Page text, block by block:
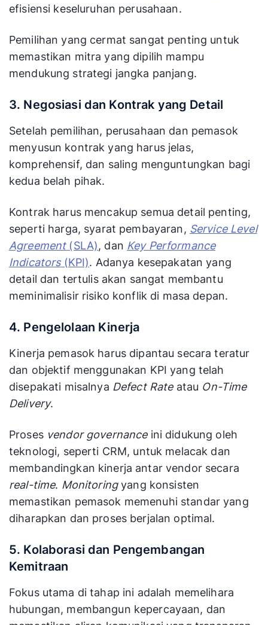
efisiensi keseluruhan perusahaan.
Pemilihan yang cermat sangat penting untuk
memastikan mitra yang dipilih mampu
mendukung strategi jangka panjang.
3. Negosiasi dan Kontrak yang Detail
Setelah pemilihan, perusahaan dan pemasok
menyusun kontrak yang harus jelas,
komprehensif, dan saling menguntungkan bagi
kedua belah pihak.
Kontrak harus mencakup semua detail penting,
seperti harga, syarat pembayaran, Service Level
Agreement(SLA), dan Key Performance
Indicators(KPI). Adanya kesepakatan yang
detail dan tertulis akan sangat membantu
meminimalisir risiko konflik di masa depan.
4. Pengelolaan Kinerja
Kinerja pemasok harus dipantau secara teratur
dan objektif menggunakan KPI yang telah
disepakati misalnya Defect Rateatau On-Time
Delivery.
Proses vendor governanceini didukung oleh
teknologi, seperti CRM, untuk melacak dan
membandingkan kinerja antar vendor secara
real-time. Monitoringyang konsisten
memastikan pemasok memenuhi standar yang
diharapkan dan proses berjalan optimal.
5. Kolaborasi dan Pengembangan
Kemitraan
Fokus utama di tahap ini adalah memelihara
hubungan, membangun kepercayaan, dan